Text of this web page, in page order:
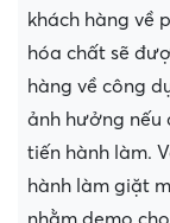
khách hàng về
hóa chất sẽ
hàng về công
ảnh hưởng nếu
tiến hành làm.
hành làm giặt